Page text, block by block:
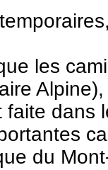
les
faite dans
du